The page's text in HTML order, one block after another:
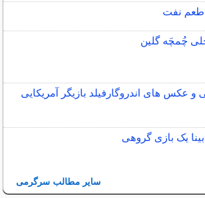
طعم نفت
چُمچَه گلین
و عکس های اندروگارفیلد بازیگر آمریکایی
یک بازی گروهی
سایر مطالب سرگرمی